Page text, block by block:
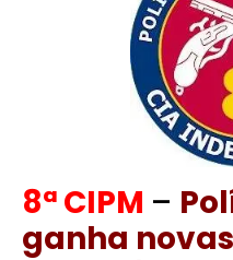
8ª CIPM –
ganha